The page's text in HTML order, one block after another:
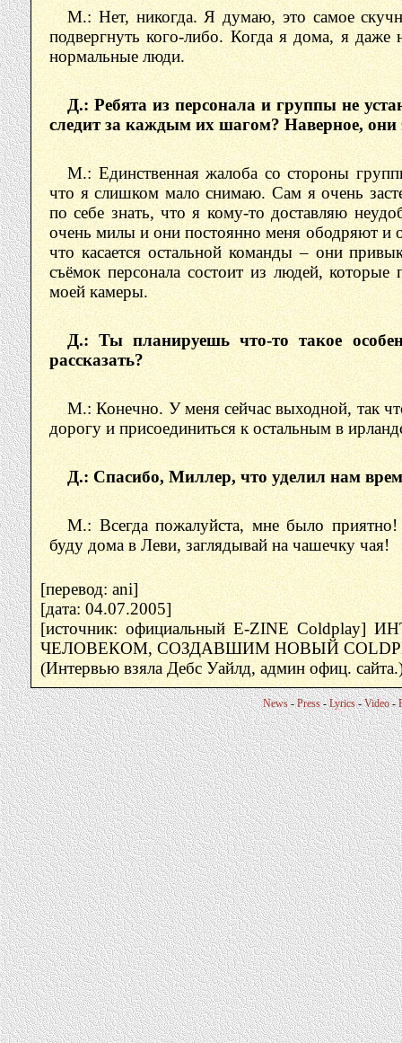
М.: Нет, никогда. Я думаю, это самое
подвергнуть кого-либо. Когда я дома, я
нормальные люди.
Д.: Ребята из персонала и группы не
следит за каждым их шагом? Наверное, они
М.: Единственная жалоба со стороны
что я слишком мало снимаю. Сам я очень
по себе знать, что я кому-то доставляю
очень милы и они постоянно меня ободряют и
что касается остальной команды – они
съёмок персонала состоит из людей, которые
моей камеры.
Д.: Ты планируешь что-то такое
рассказать?
М.: Конечно. У меня сейчас выходной, так
дорогу и присоединиться к остальным в
Д.: Спасибо, Миллер, что уделил нам
М.: Всегда пожалуйста, мне было
буду дома в Леви, заглядывай на чашечку чая!
[перевод: ani]
[дата: 04.07.2005]
[источник: официальный E-ZINE
ЧЕЛОВЕКОМ, СОЗДАВШИМ НОВЫЙ
(Интервью взяла Дебс Уайлд, админ офиц.
News-Press-Lyrics-Video-